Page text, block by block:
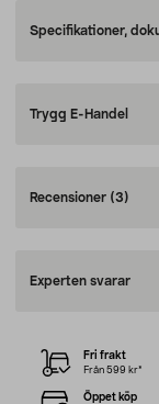
Specifikationer,
Trygg E-Handel
Recensioner (3)
Experten svarar
Fri frakt
Från 599 kr*
Öppet köp